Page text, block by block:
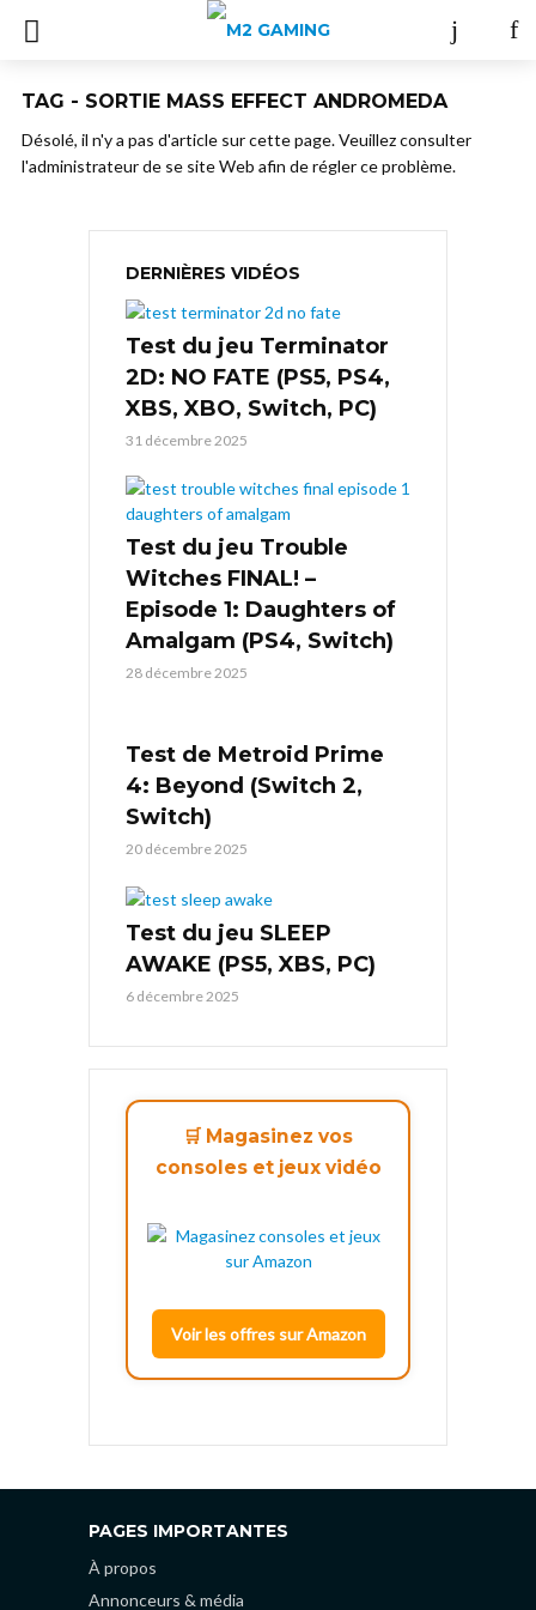
TAG - SORTIE MASS EFFECT ANDROMEDA
Désolé, il n'y a pas d'article sur cette page. Veuillez consulter
l'administrateur de se site Web afin de régler ce problème.
DERNIÈRES VIDÉOS
Test du jeu Terminator
2D: NO FATE (PS5, PS4,
XBS, XBO, Switch, PC)
31 décembre 2025
Test du jeu Trouble
Witches FINAL! –
Episode 1: Daughters of
Amalgam (PS4, Switch)
28 décembre 2025
Test de Metroid Prime
4: Beyond (Switch 2,
Switch)
20 décembre 2025
Test du jeu SLEEP
AWAKE (PS5, XBS, PC)
6 décembre 2025
🛒 Magasinez vos
consoles et jeux vidéo
Voir les offres sur Amazon
PAGES IMPORTANTES
À propos
Annonceurs & média